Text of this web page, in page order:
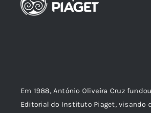
Em 1988, António Oliveira Cruz
Editorial do Instituto Piaget, visando